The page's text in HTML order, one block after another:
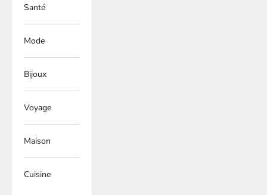
Santé
Mode
Bijoux
Voyage
Maison
Cuisine